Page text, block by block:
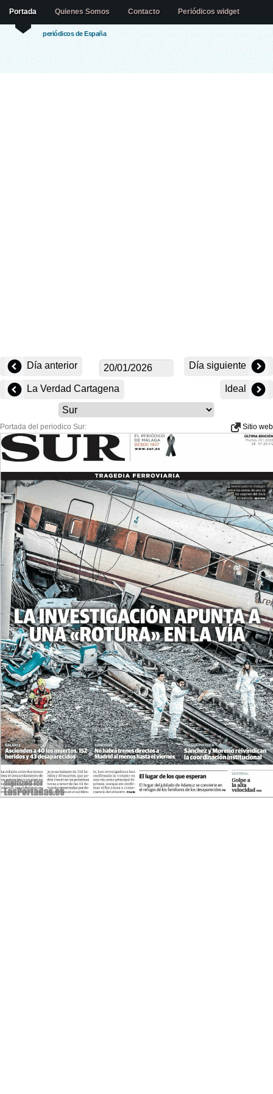
periódicos de España
Portada Quienes Somos Contacto Periódicos widget
Día anterior Día siguiente
La Verdad Cartagena Ideal
Portada del periodico Sur: Sitio web